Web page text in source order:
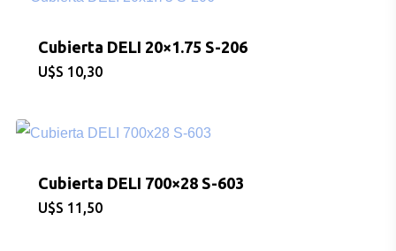
Cubierta DELI 20×1.75 S-206
$ 10,30
Cubierta DELI 700×28 S-603
$ 11,50